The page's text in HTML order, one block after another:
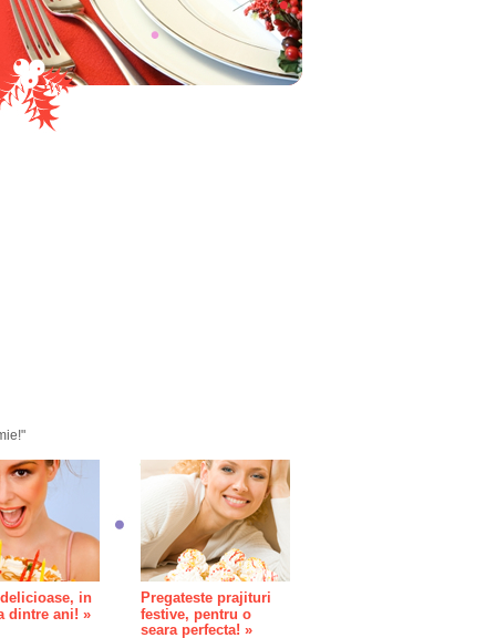
in
dintre ani! »
Pregateste prajituri
festive, pentru o
seara perfecta! »